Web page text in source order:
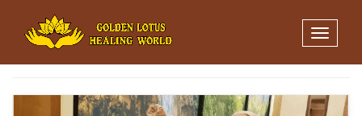
Toggle
Thẻ:xem phim miền phí
Minigame Tiktok cùng Golden
Lotus nhận thưởng đến 9tr đồng.
Xem thể lệ!